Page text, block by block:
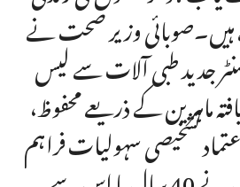
وزیر صحت نے
سنٹر جدید طبی آلات سے لیس
ماہرین کے ذریعے محفوظ،
تشخیصی سہولیات فراہم